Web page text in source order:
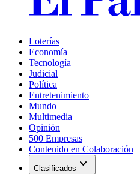
Loterías
Economía
Tecnología
Judicial
Política
Entretenimiento
Mundo
Multimedia
Opinión
500 Empresas
Contenido en Colaboración
Clasificados expand_more